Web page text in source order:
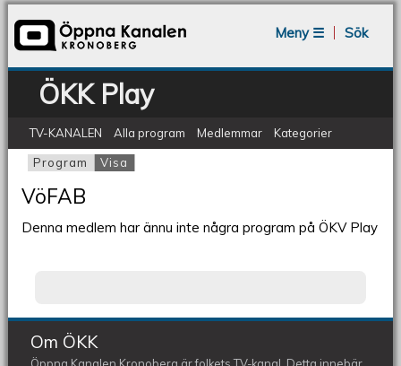
Meny ☰
Sök
ÖKK Play
TV-KANALEN Alla program Medlemmar Kategorier
Primära flikar
Program Visa
VöFAB
Denna medlem har ännu inte några program på ÖKV Play
Om ÖKK